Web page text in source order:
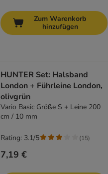
Zum Warenkorb
hinzufügen
HUNTER Set: Halsband
London + Führleine London,
olivgrün
Vario Basic Größe S + Leine 200
cm / 10 mm
7,19 €
Rating: 3.1/5 (15)